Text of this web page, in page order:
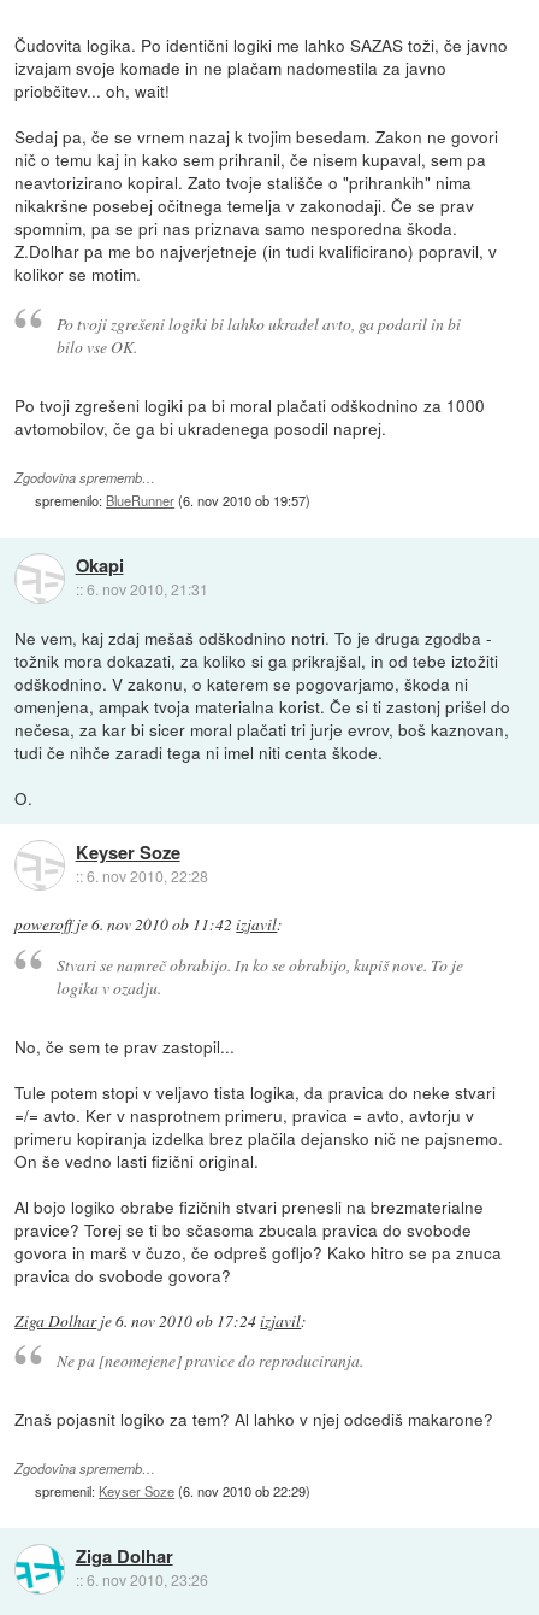
Čudovita logika. Po identični logiki me lahko SAZAS toži, če javno
izvajam svoje komade in ne plačam nadomestila za javno
priobčitev... oh, wait!
Sedaj pa, če se vrnem nazaj k tvojim besedam. Zakon ne govori
nič o temu kaj in kako sem prihranil, če nisem kupaval, sem pa
neavtorizirano kopiral. Zato tvoje stališče o "prihrankih" nima
nikakršne posebej očitnega temelja v zakonodaji. Če se prav
spomnim, pa se pri nas priznava samo nesporedna škoda.
Z.Dolhar pa me bo najverjetneje (in tudi kvalificirano) popravil, v
kolikor se motim.
Po tvoji zgrešeni logiki bi lahko ukradel avto, ga podaril in bi
bilo vse OK.
Po tvoji zgrešeni logiki pa bi moral plačati odškodnino za 1000
avtomobilov, če ga bi ukradenega posodil naprej.
Zgodovina sprememb…
spremenilo: BlueRunner(6. nov 2010 ob 19:57)
Okapi
::6. nov 2010, 21:31
Ne vem, kaj zdaj mešaš odškodnino notri. To je druga zgodba -
tožnik mora dokazati, za koliko si ga prikrajšal, in od tebe iztožiti
odškodnino. V zakonu, o katerem se pogovarjamo, škoda ni
omenjena, ampak tvoja materialna korist. Če si ti zastonj prišel do
nečesa, za kar bi sicer moral plačati tri jurje evrov, boš kaznovan,
tudi če nihče zaradi tega ni imel niti centa škode.
O.
Keyser Soze
::6. nov 2010, 22:28
poweroffje6. nov 2010 ob 11:42 izjavil:
Stvari se namreč obrabijo. In ko se obrabijo, kupiš nove. To je
logika v ozadju.
No, če sem te prav zastopil...
Tule potem stopi v veljavo tista logika, da pravica do neke stvari
=/= avto. Ker v nasprotnem primeru, pravica = avto, avtorju v
primeru kopiranja izdelka brez plačila dejansko nič ne pajsnemo.
On še vedno lasti fizični original.
Al bojo logiko obrabe fizičnih stvari prenesli na brezmaterialne
pravice? Torej se ti bo sčasoma zbucala pravica do svobode
govora in marš v čuzo, če odpreš gofljo? Kako hitro se pa znuca
pravica do svobode govora?
Ziga Dolharje6. nov 2010 ob 17:24izjavil:
Ne pa [neomejene] pravice do reproduciranja.
Znaš pojasnit logiko za tem? Al lahko v njej odcediš makarone?
Zgodovina sprememb…
spremenil: Keyser Soze(6. nov 2010 ob 22:29)
Ziga Dolhar
::6. nov 2010, 23:26